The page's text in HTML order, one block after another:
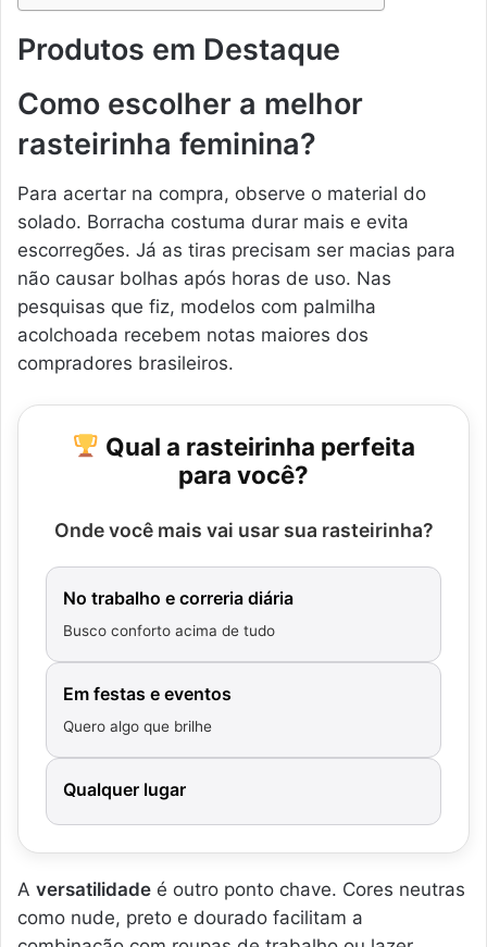
Produtos em Destaque
Como escolher a melhor
rasteirinha feminina?
Para acertar na compra, observe o material do
solado. Borracha costuma durar mais e evita
escorregões. Já as tiras precisam ser macias para
não causar bolhas após horas de uso. Nas
pesquisas que fiz, modelos com palmilha
acolchoada recebem notas maiores dos
compradores brasileiros.
Qual a rasteirinha perfeita
para você?
Onde você mais vai usar sua rasteirinha?
No trabalho e correria diária
Busco conforto acima de tudo
Em festas e eventos
Quero algo que brilhe
Qualquer lugar
A versatilidade é outro ponto chave. Cores neutras
como nude, preto e dourado facilitam a